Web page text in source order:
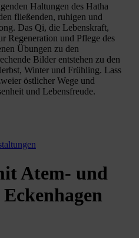
Haltungen des Hatha
fließenden, ruhigen und
Das Qi, die Lebenskraft,
Regeneration und Pflege des
Übungen zu den
Bilder entstehen zu den
Winter und Frühling. Lass
östlicher Wege und
und Lebensfreude.
Atem- und